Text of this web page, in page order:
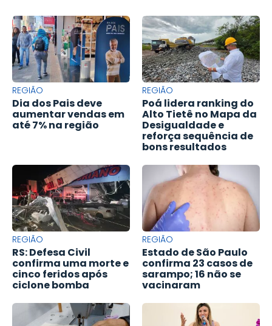
REGIÃO
Dia dos Pais deve
aumentar vendas em
até 7% na região
REGIÃO
Poá lidera ranking do
Alto Tietê no Mapa da
Desigualdade e
reforça sequência de
bons resultados
REGIÃO
RS: Defesa Civil
confirma uma morte e
cinco feridos após
ciclone bomba
REGIÃO
Estado de São Paulo
confirma 23 casos de
sarampo; 16 não se
vacinaram